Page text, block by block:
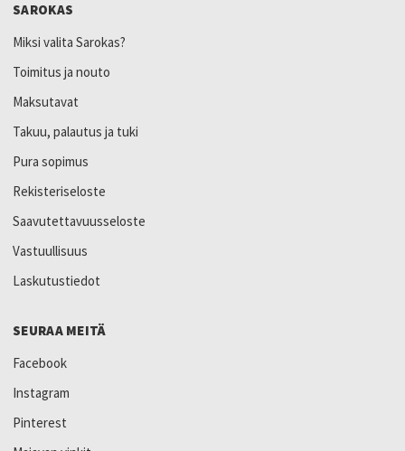
SAROKAS
Miksi valita Sarokas?
Toimitus ja nouto
Maksutavat
Takuu, palautus ja tuki
Pura sopimus
Rekisteriseloste
Saavutettavuusseloste
Vastuullisuus
Laskutustiedot
SEURAA MEITÄ
Facebook
Instagram
Pinterest